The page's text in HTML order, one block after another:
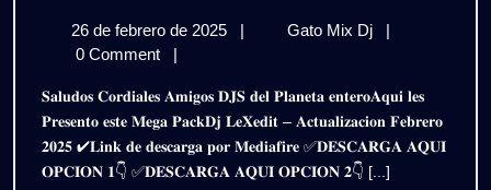
–
𝗗𝗝
26 de febrero de 2025
26
de
2025
| Gato Mix Dj
𝗣𝗔𝗖𝗞
–
𝗗𝗝
𝗟𝗘𝗫𝗘𝗗𝗜𝗧
|
|
0 Comment
|
𝐒𝐚𝐥𝐮𝐝𝐨𝐬 𝐂𝐨𝐫𝐝𝐢𝐚𝐥𝐞𝐬 𝐀𝐦𝐢𝐠𝐨𝐬 𝐃𝐉𝐒 𝐝𝐞𝐥 𝐏𝐥𝐚𝐧𝐞𝐭𝐚 𝐞𝐧𝐭𝐞𝐫𝐨𝐀𝐪𝐮𝐢 𝐥𝐞𝐬
𝐏𝐫𝐞𝐬𝐞𝐧𝐭𝐨 𝐞𝐬𝐭𝐞 𝐌𝐞𝐠𝐚 𝐏𝐚𝐜𝐤𝐃𝐣 𝐋𝐞𝐗𝐞𝐝𝐢𝐭 – 𝐀𝐜𝐭𝐮𝐚𝐥𝐢𝐳𝐚𝐜𝐢𝐨𝐧 𝐅𝐞𝐛𝐫𝐞𝐫𝐨
𝟐𝟎𝟐𝟓 ✔𝐋𝐢𝐧𝐤 𝐝𝐞 𝐝𝐞𝐬𝐜𝐚𝐫𝐠𝐚 𝐩𝐨𝐫 𝐌𝐞𝐝𝐢𝐚𝐟𝐢𝐫𝐞 ✅𝐃𝐄𝐒𝐂𝐀𝐑𝐆𝐀 𝐀𝐐𝐔𝐈
𝐎𝐏𝐂𝐈𝐎𝐍 𝟏👇 ✅𝐃𝐄𝐒𝐂𝐀𝐑𝐆𝐀 𝐀𝐐𝐔𝐈 𝐎𝐏𝐂𝐈𝐎𝐍 𝟐👇 [...]